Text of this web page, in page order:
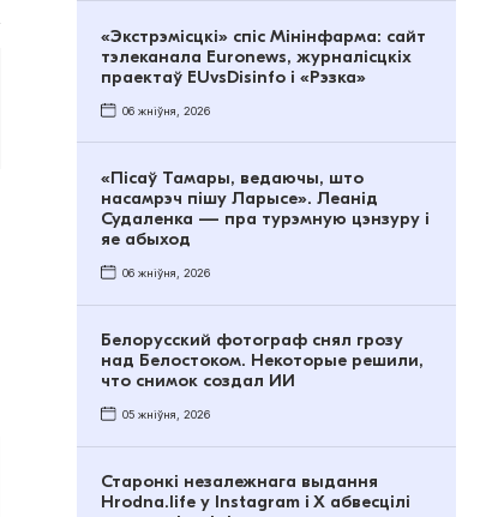
«Экстрэмісцкі» спіс Мінінфарма: сайт
тэлеканала Euronews, журналісцкіх
праектаў EUvsDisinfo і «Рэзка»
06 жніўня, 2026
«Пісаў Тамары, ведаючы, што
насамрэч пішу Ларысе». Леанід
Судаленка — пра турэмную цэнзуру і
яе абыход
06 жніўня, 2026
Белорусский фотограф снял грозу
над Белостоком. Некоторые решили,
что снимок создал ИИ
05 жніўня, 2026
Старонкі незалежнага выдання
Hrodna.life у Instagram і Х абвесцілі